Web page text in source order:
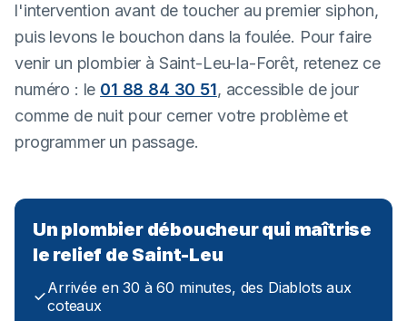
l'intervention avant de toucher au premier siphon,
puis levons le bouchon dans la foulée. Pour faire
venir un plombier à Saint-Leu-la-Forêt, retenez ce
numéro : le 01 88 84 30 51, accessible de jour
comme de nuit pour cerner votre problème et
programmer un passage.
Un plombier déboucheur qui maîtrise
le relief de Saint-Leu
Arrivée en 30 à 60 minutes, des Diablots aux
coteaux